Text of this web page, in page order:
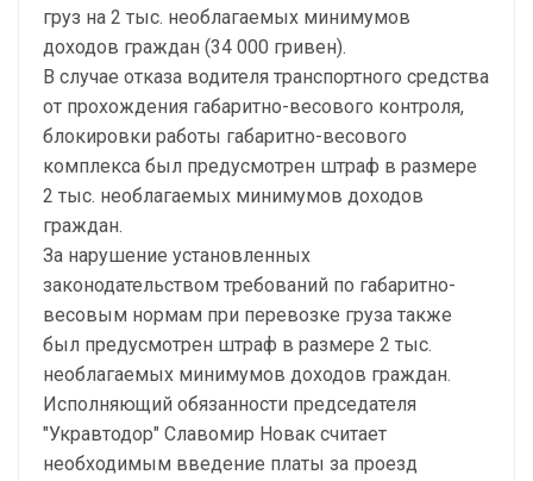
груз на 2 тыс. необлагаемых минимумов
доходов граждан (34 000 гривен).
В случае отказа водителя транспортного средства
от прохождения габаритно-весового контроля,
блокировки работы габаритно-весового
комплекса был предусмотрен штраф в размере
2 тыс. необлагаемых минимумов доходов
граждан.
За нарушение установленных
законодательством требований по габаритно-
весовым нормам при перевозке груза также
был предусмотрен штраф в размере 2 тыс.
необлагаемых минимумов доходов граждан.
Исполняющий обязанности председателя
"Укравтодор" Славомир Новак считает
необходимым введение платы за проезд